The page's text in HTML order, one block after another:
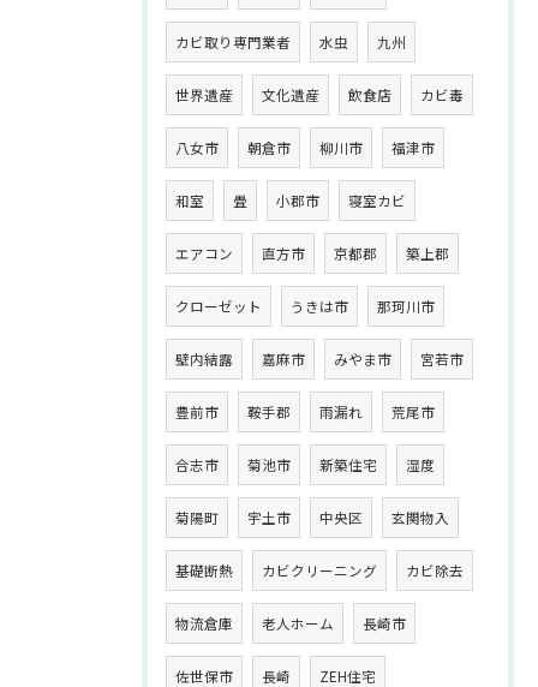
カビ取り専門業者 水虫 九州
世界遺産 文化遺産 飲食店 カビ毒
八女市 朝倉市 柳川市 福津市
和室 畳 小郡市 寝室カビ
エアコン 直方市 京都郡 築上郡
クローゼット うきは市 那珂川市
壁内結露 嘉麻市 みやま市 宮若市
豊前市 鞍手郡 雨漏れ 荒尾市
合志市 菊池市 新築住宅 湿度
菊陽町 宇土市 中央区 玄関物入
基礎断熱 カビクリーニング カビ除去
物流倉庫 老人ホーム 長崎市
佐世保市 長崎 ZEH住宅